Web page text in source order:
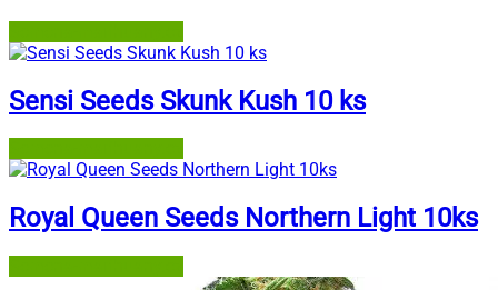
Sensi Seeds Skunk Kush 10 ks
Royal Queen Seeds Northern Light 10ks